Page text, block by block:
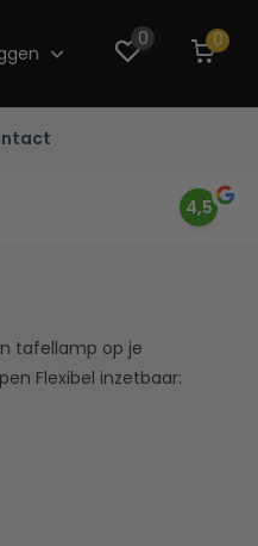
0 0
4,5
tafellamp op je
Flexibel inzetbaar: